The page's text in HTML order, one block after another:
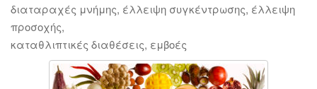
διαταραχές μνήμης, έλλειψη συγκέντρωσης, έλλειψη
προσοχής,
καταθλιπτικές διαθέσεις, εμβοές